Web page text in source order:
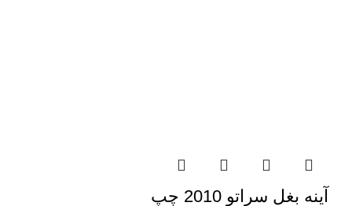
آینه بغل سراتو 2010 چپ